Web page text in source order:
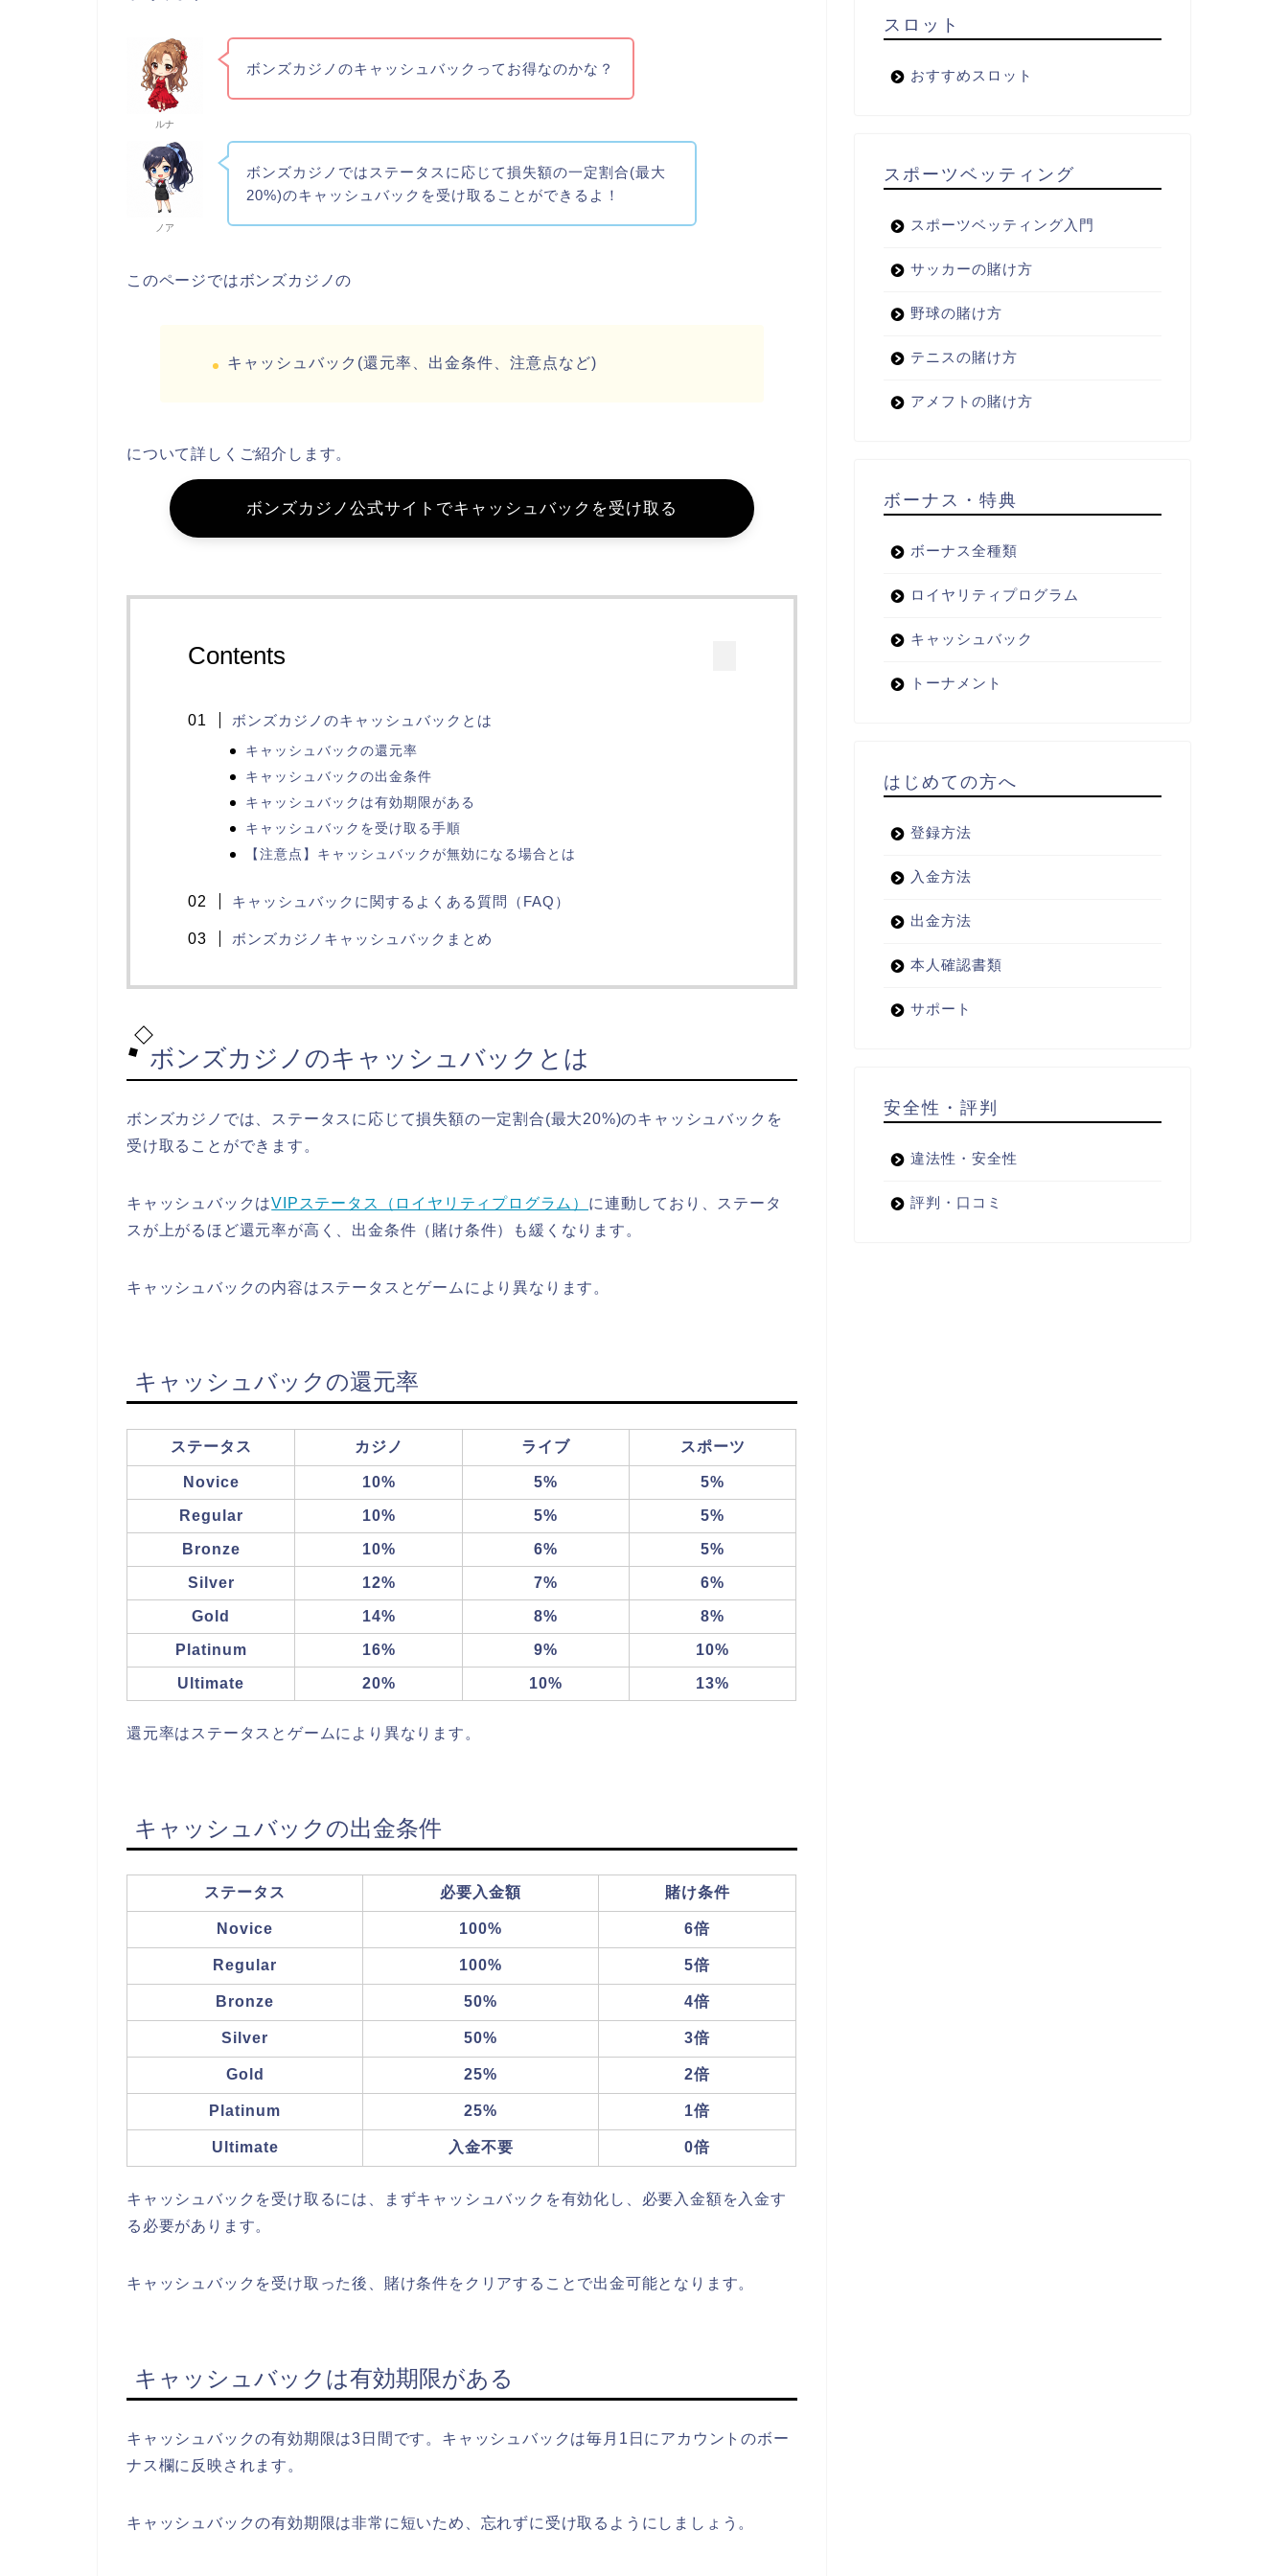
ルナ
ボンズカジノのキャッシュバックってお得なのかな？
ノア
ボンズカジノではステータスに応じて損失額の一定割合(最大
20%)のキャッシュバックを受け取ることができるよ！
このページではボンズカジノの
キャッシュバック(還元率、出金条件、注意点など)
について詳しくご紹介します。
ボンズカジノ公式サイトでキャッシュバックを受け取る
Contents
ボンズカジノのキャッシュバックとは
キャッシュバックの還元率
キャッシュバックの出金条件
キャッシュバックは有効期限がある
キャッシュバックを受け取る手順
【注意点】キャッシュバックが無効になる場合とは
キャッシュバックに関するよくある質問（FAQ）
ボンズカジノキャッシュバックまとめ
ボンズカジノのキャッシュバックとは
ボンズカジノでは、ステータスに応じて損失額の一定割合(最大20%)のキャッシュバックを
受け取ることができます。
キャッシュバックはVIPステータス（ロイヤリティプログラム） に連動しており、ステータ
スが上がるほど還元率が高く、出金条件（賭け条件）も緩くなります。
キャッシュバックの内容はステータスとゲームにより異なります。
キャッシュバックの還元率
ステータス カジノ ライブ スポーツ
Novice 10% 5% 5%
Regular 10% 5% 5%
Bronze 10% 6% 5%
Silver 12% 7% 6%
Gold 14% 8% 8%
Platinum 16% 9% 10%
Ultimate 20% 10% 13%
還元率はステータスとゲームにより異なります。
キャッシュバックの出金条件
ステータス 必要入金額 賭け条件
Novice 100% 6倍
Regular 100% 5倍
Bronze 50% 4倍
Silver 50% 3倍
Gold 25% 2倍
Platinum 25% 1倍
Ultimate 入金不要 0倍
キャッシュバックを受け取るには、まずキャッシュバックを有効化し、必要入金額を入金す
る必要があります。
キャッシュバックを受け取った後、賭け条件をクリアすることで出金可能となります。
キャッシュバックは有効期限がある
キャッシュバックの有効期限は3日間です。キャッシュバックは毎月1日にアカウントのボー
ナス欄に反映されます。
キャッシュバックの有効期限は非常に短いため、忘れずに受け取るようにしましょう。
スロット
おすすめスロット
スポーツベッティング
スポーツベッティング入門
サッカーの賭け方
野球の賭け方
テニスの賭け方
アメフトの賭け方
ボーナス・特典
ボーナス全種類
ロイヤリティプログラム
キャッシュバック
トーナメント
はじめての方へ
登録方法
入金方法
出金方法
本人確認書類
サポート
安全性・評判
違法性・安全性
評判・口コミ